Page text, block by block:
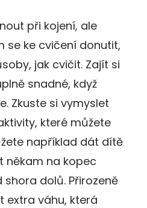
při kojení, ale
se ke cvičení donutit,
jak cvičit. Zajít si
snadné, když
Zkuste si vymyslet
které můžete
například dát dítě
někam na kopec
dolů. Přirozeně
extra váhu, která